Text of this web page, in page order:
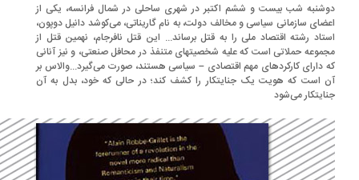
شب بیست و ششم اکتبر در شهری ساحلی در شمال فرانسه، یکی از
سازمانی سیاسی و مخالف دولت، به نام گاریناتی، می‌کوشد دانیل دوپون،
رشته اقتصاد ملی را به قتل برساند... این قتل نافرجام، نهمین قتل از
حملاتی است که علیه شخصیتهای متنفذ در محافل صنعتی، و نیز آنانی
دارای کارکردهای مهم اقتصادی – سیاسی هستند، صورت می‌گیرد...والاس بر
است که هویت یک جنایتکار را کشف کند؛ در حالی که خود، بدل به آن
می‌شود